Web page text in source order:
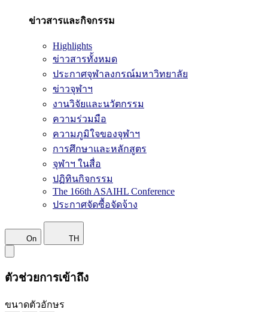
ข่าวสารและกิจกรรม
Highlights
ข่าวสารทั้งหมด
ประกาศจุฬาลงกรณ์มหาวิทยาลัย
ข่าวจุฬาฯ
งานวิจัยและนวัตกรรม
ความร่วมมือ
ความภูมิใจของจุฬาฯ
การศึกษาและหลักสูตร
จุฬาฯ ในสื่อ
ปฏิทินกิจกรรม
The 166th ASAIHL Conference
ประกาศจัดซื้อจัดจ้าง
On TH
ตัวช่วยการเข้าถึง
ขนาดตัวอักษร